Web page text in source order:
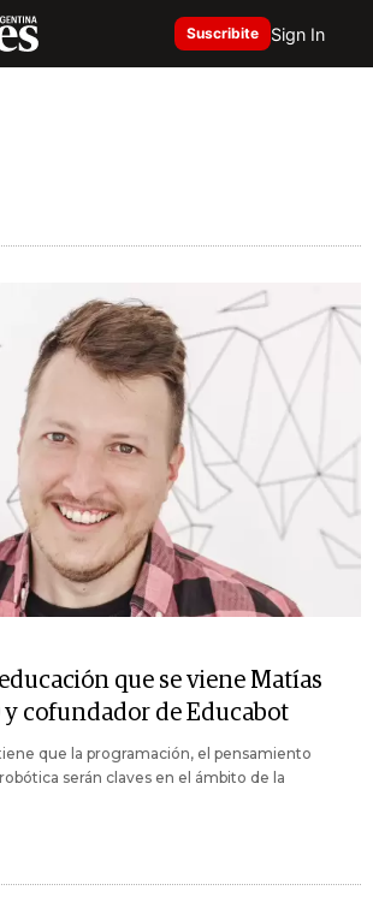
Suscribite Sign In
que se viene Matías
y cofundador de Educabot
que la programación, el pensamiento
serán claves en el ámbito de la